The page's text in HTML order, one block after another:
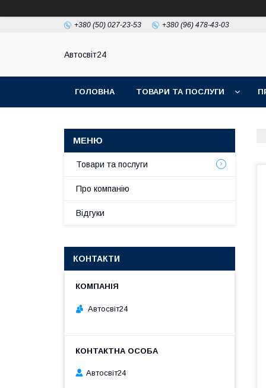
+380 (50) 027-23-53 +380 (96) 478-43-03
Автосвіт24
ГОЛОВНА ТОВАРИ ТА ПОСЛУГИ
Товари та послуги
Про компанію
Відгуки
КОНТАКТИ
Автосвіт24
Автосвіт24